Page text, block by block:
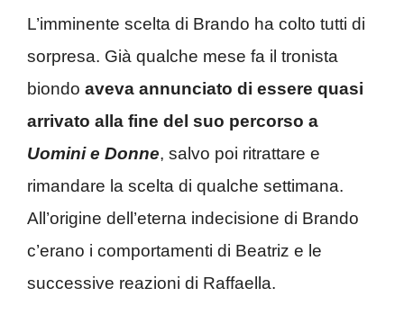
L’imminente scelta di Brando ha colto tutti di
sorpresa. Già qualche mese fa il tronista
biondo aveva annunciato di essere quasi
arrivato alla fine del suo percorso a
Uomini e Donne, salvo poi ritrattare e
rimandare la scelta di qualche settimana.
All’origine dell’eterna indecisione di Brando
c’erano i comportamenti di Beatriz e le
successive reazioni di Raffaella.